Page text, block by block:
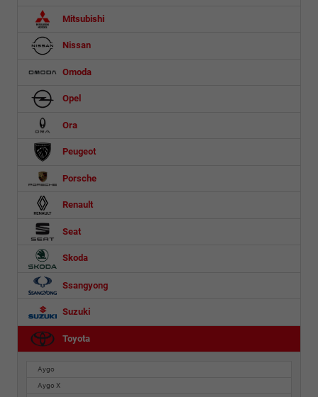
Mitsubishi
Nissan
Omoda
Opel
Ora
Peugeot
Porsche
Renault
Seat
Skoda
Ssangyong
Suzuki
Toyota
Aygo
Aygo X